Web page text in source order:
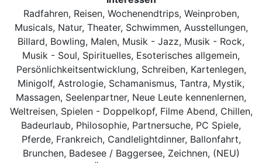
Radfahren, Reisen, Wochenendtrips, Weinproben,
Musicals, Natur, Theater, Schwimmen, Ausstellungen,
Billard, Bowling, Malen, Musik - Jazz, Musik - Rock,
Musik - Soul, Spirituelles, Esoterisches allgemein,
Persönlichkeitsentwicklung, Schreiben, Kartenlegen,
Minigolf, Astrologie, Schamanismus, Tantra, Mystik,
Massagen, Seelenpartner, Neue Leute kennenlernen,
Weltreisen, Spielen - Doppelkopf, Filme Abend, Chillen,
Badeurlaub, Philosophie, Partnersuche, PC Spiele,
Pferde, Frankreich, Candlelightdinner, Ballonfahrt,
Brunchen, Badesee / Baggersee, Zeichnen, (NEU)